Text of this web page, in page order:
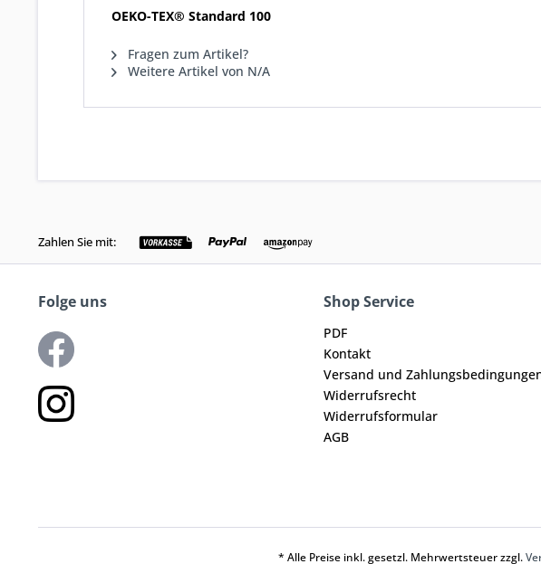
OEKO-TEX® Standard 100
Fragen zum Artikel?
Weitere Artikel von N/A
Zahlen Sie mit:
Folge uns Shop Service
PDF
Kontakt
Versand und
Widerrufsrecht
Widerrufsformular
AGB
* Alle Preise inkl. gesetzl. Mehrwertsteuer zzgl.